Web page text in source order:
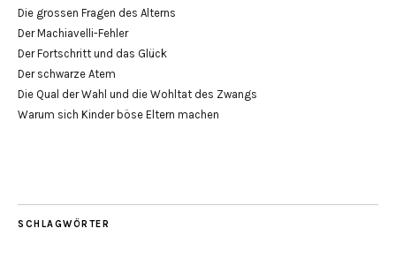
Die grossen Fragen des Alterns
Der Machiavelli-Fehler
Der Fortschritt und das Glück
Der schwarze Atem
Die Qual der Wahl und die Wohltat des Zwangs
Warum sich Kinder böse Eltern machen
SCHLAGWÖRTER